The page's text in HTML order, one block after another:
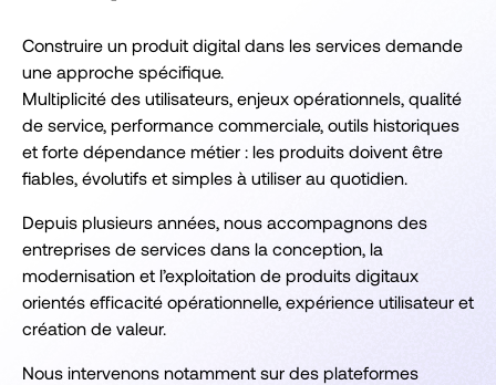
Construire un produit digital dans les services demande
une approche spécifique.
Multiplicité des utilisateurs, enjeux opérationnels, qualité
de service, performance commerciale, outils historiques
et forte dépendance métier : les produits doivent être
fiables, évolutifs et simples à utiliser au quotidien.
Depuis plusieurs années, nous accompagnons des
entreprises de services dans la conception, la
modernisation et l’exploitation de produits digitaux
orientés efficacité opérationnelle, expérience utilisateur et
création de valeur.
Nous intervenons notamment sur des plateformes